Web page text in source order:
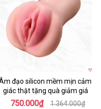
đạo silicon mềm mịn cảm
giác thật tặng quà giảm giá
750.000₫ 1.364.000₫